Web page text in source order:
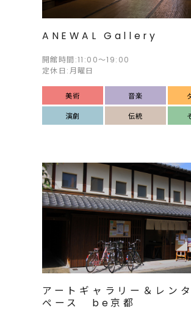
ANEWAL Gallery
開館時間:11:00〜19:00
定休日:月曜日
美術 音楽
演劇 伝統
アートギャラリー＆レン
ペース be京都